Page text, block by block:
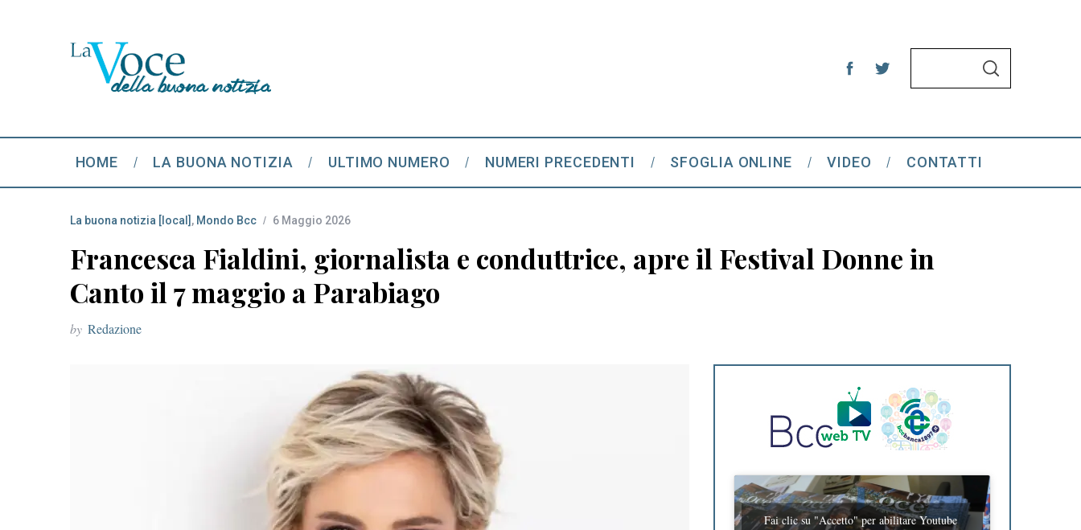
h
f
:
S
HOME LA BUONA NOTIZIA ULTIMO NUMERO NUMERI PRECEDENTI SFOGLIA ONLINE VIDEO CONTATTI
La buona notizia [local] , Mondo Bcc 6 Maggio 2026
Francesca Fialdini, giornalista e conduttrice, apre il Festival Donne in
Canto il 7 maggio a Parabiago
by Redazione
Fai clic su "Accetto" per abilitare Youtube